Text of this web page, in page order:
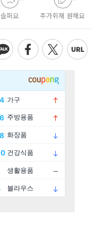
슬퍼요 추가취재 원해요